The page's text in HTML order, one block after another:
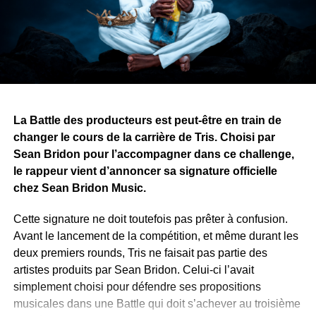
et l’art peuvent les rassembler.
Avec ce projet, Yvy Real Killer démontre que son talent
ne se limite pas à la musique. Alors que le premier tome
au public.
WhatsApp
Facebook
X Telegram
Email
>>
La Battle des producteurs est peut-être en train de
changer le cours de la carrière de Tris. Choisi par
Sean Bridon pour l’accompagner dans ce challenge,
le rappeur vient d’annoncer sa signature officielle
chez Sean Bridon Music.
Cette signature ne doit toutefois pas prêter à confusion.
Avant le lancement de la compétition, et même durant les
deux premiers rounds, Tris ne faisait pas partie des
artistes produits par Sean Bridon. Celui-ci l’avait
simplement choisi pour défendre ses propositions
musicales dans une Battle qui doit s’achever au troisième